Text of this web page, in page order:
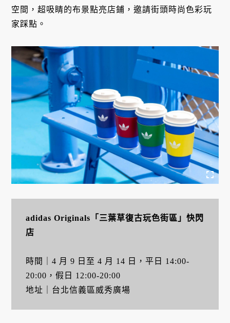
空間，超吸睛的布景點亮店鋪，邀請街頭時尚色彩玩
家踩點。
adidas Originals「三葉草復古玩色街區」快閃
店
時間｜4 月 9 日至 4 月 14 日，平日 14:00-
20:00，假日 12:00-20:00
地址｜台北信義區威秀廣場